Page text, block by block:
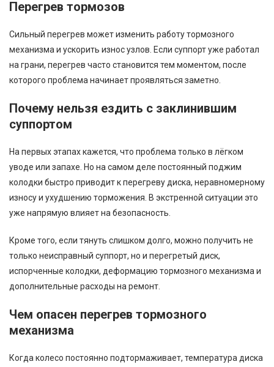
Перегрев тормозов
Сильный перегрев может изменить работу тормозного
механизма и ускорить износ узлов. Если суппорт уже работал
на грани, перегрев часто становится тем моментом, после
которого проблема начинает проявляться заметно.
Почему нельзя ездить с заклинившим
суппортом
На первых этапах кажется, что проблема только в лёгком
уводе или запахе. Но на самом деле постоянный поджим
колодки быстро приводит к перегреву диска, неравномерному
износу и ухудшению торможения. В экстренной ситуации это
уже напрямую влияет на безопасность.
Кроме того, если тянуть слишком долго, можно получить не
только неисправный суппорт, но и перегретый диск,
испорченные колодки, деформацию тормозного механизма и
дополнительные расходы на ремонт.
Чем опасен перегрев тормозного
механизма
Когда колесо постоянно подтормаживает, температура диска